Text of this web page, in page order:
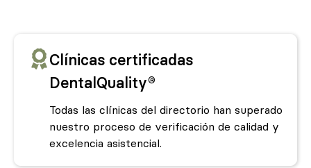
Clínicas certificadas
DentalQuality®
Todas las clínicas del directorio han superado
nuestro proceso de verificación de calidad y
excelencia asistencial.